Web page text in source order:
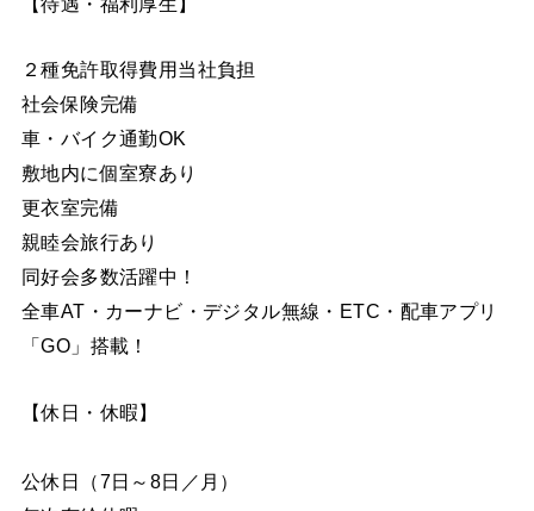
２種免許取得費用当社負担
社会保険完備
車・バイク通勤OK
敷地内に個室寮あり
更衣室完備
親睦会旅行あり
同好会多数活躍中！
全車AT・カーナビ・デジタル無線・ETC・配車アプリ
「GO」搭載！
【休日・休暇】
公休日（7日～8日／月）